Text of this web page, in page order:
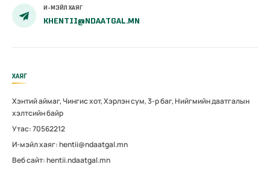
И-МЭЙЛ ХАЯГ
KHENTII@NDAATGAL.MN
ХАЯГ
Хэнтий аймаг, Чингис хот, Хэрлэн сум, 3-р баг, Нийгмийн даатгалын
хэлтсийн байр
Утас: 70562212
И-мэйл хаяг: hentii@ndaatgal.mn
Веб сайт: hentii.ndaatgal.mn